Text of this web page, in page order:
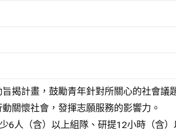
揭計畫，鼓勵青年針對所關心的社會議
關懷社會，發揮志願服務的影響力。
6人（含）以上組隊、研提12小時（含